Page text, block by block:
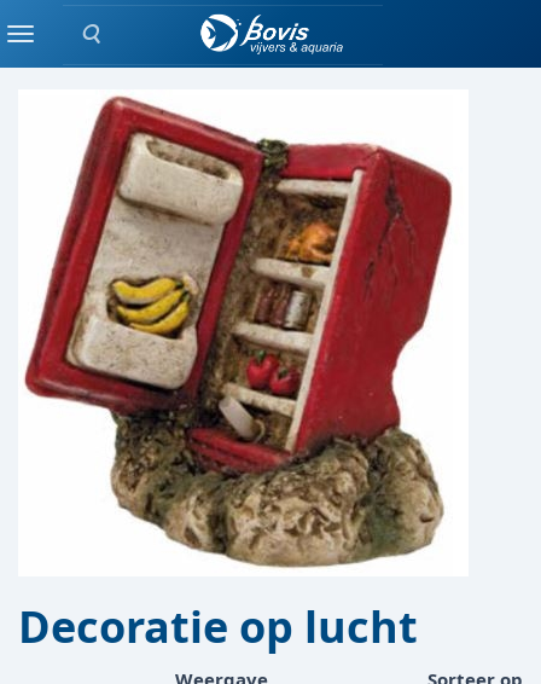
Zoeken
MenuBELUCHTING
Decoratie op lucht
Weergave Sorteer op